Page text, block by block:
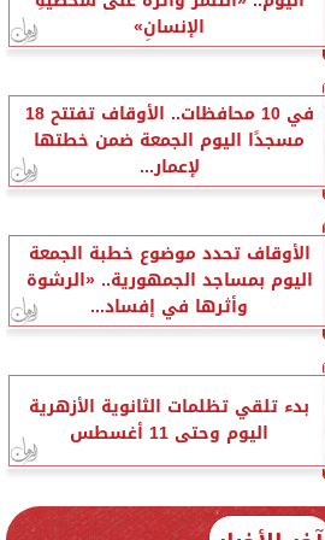
الإنسانِ»
في 10 محافظات.. الأوقاف تفتتح 18
مسجدًا اليوم الجمعة ضمن خطتها
لإعمار...
الأوقاف تحدد موضوع خطبة الجمعة
اليوم بمساجد الجمهورية.. «الرشوة
وأثرها في إفساد...
بدء تلقي تظلمات الثانوية الأزهرية
اليوم وحتى 11 أغسطس